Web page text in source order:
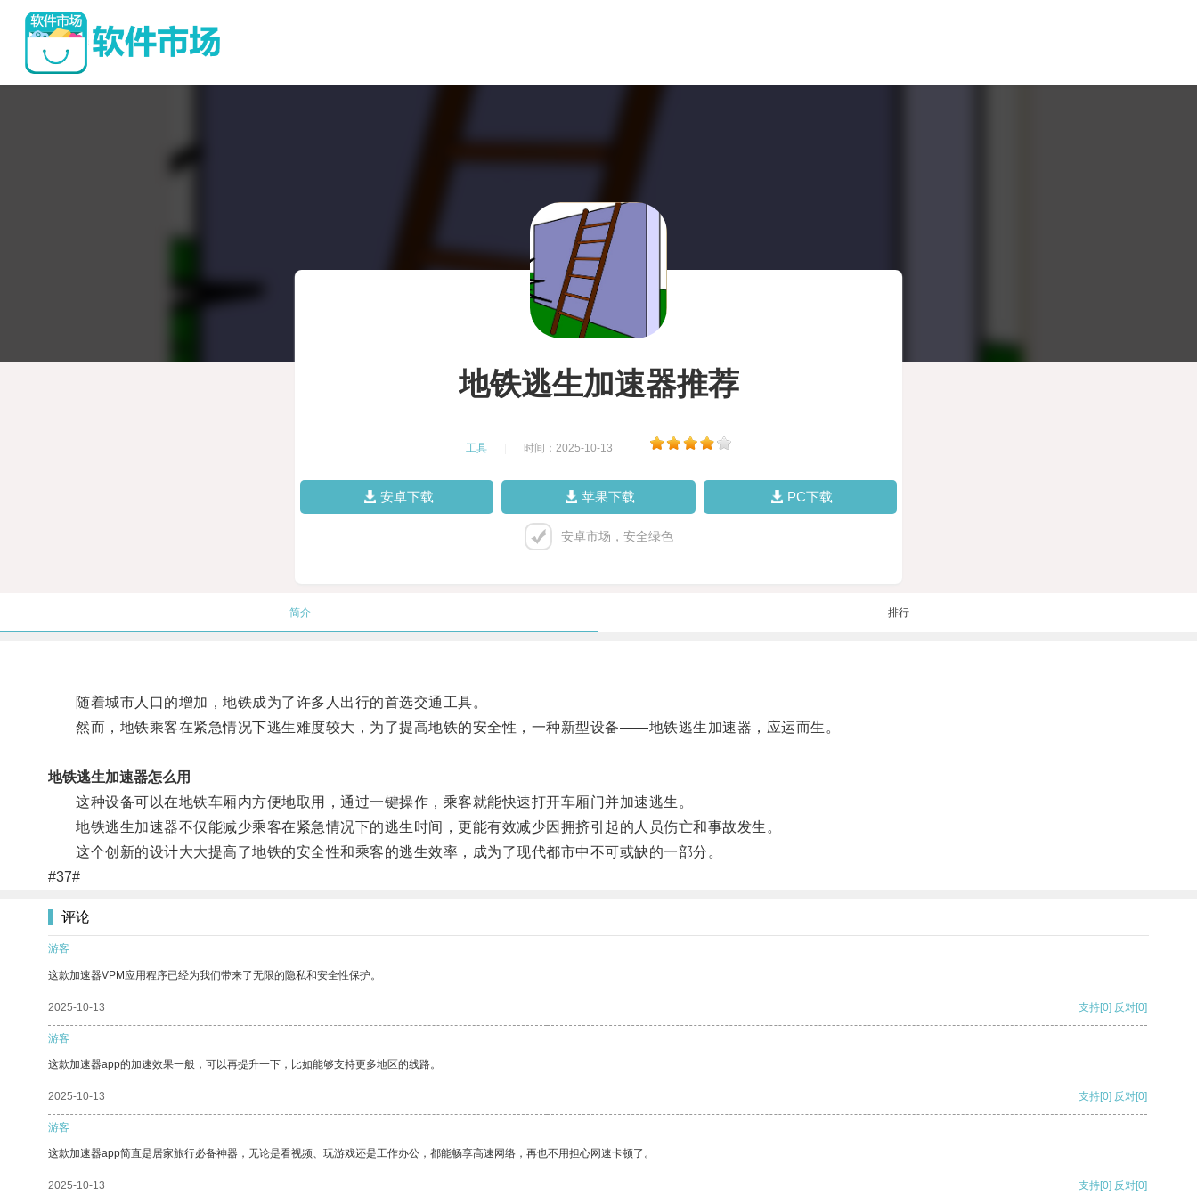
地铁逃生加速器推荐
工具 时间：2025-10-13
安卓下载 苹果下载 PC下载
安卓市场，安全绿色
简介 排行
随着城市人口的增加，地铁成为了许多人出行的首选交通工具。
然而，地铁乘客在紧急情况下逃生难度较大，为了提高地铁的安全性，一种新型设备——地铁逃生加速器，应运而生。
地铁逃生加速器怎么用
这种设备可以在地铁车厢内方便地取用，通过一键操作，乘客就能快速打开车厢门并加速逃生。
地铁逃生加速器不仅能减少乘客在紧急情况下的逃生时间，更能有效减少因拥挤引起的人员伤亡和事故发生。
这个创新的设计大大提高了地铁的安全性和乘客的逃生效率，成为了现代都市中不可或缺的一部分。
#37#
评论
游客
这款加速器VPM应用程序已经为我们带来了无限的隐私和安全性保护。
2025-10-13 支持[0] 反对[0]
游客
这款加速器app的加速效果一般，可以再提升一下，比如能够支持更多地区的线路。
2025-10-13 支持[0] 反对[0]
游客
这款加速器app简直是居家旅行必备神器，无论是看视频、玩游戏还是工作办公，都能畅享高速网络，再也不用担心网速卡顿了。
2025-10-13 支持[0] 反对[0]